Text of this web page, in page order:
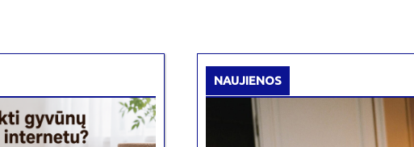
NAUJIENOS